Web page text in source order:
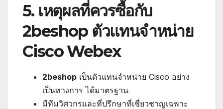
5. เหตุผลที่ควรซื้อกับ
2beshop ตัวแทนจำหน่าย
Cisco Webex
2beshop เป็นตัวแทนจำหน่าย Cisco อย่าง
เป็นทางการ ได้มาตรฐาน
มีทีมวิศวกรและที่ปรึกษาที่เชี่ยวชาญเฉพาะ